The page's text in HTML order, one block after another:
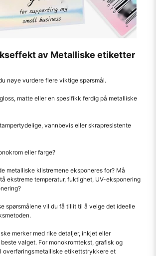
av Metalliske etiketter
nøye vurdere flere viktige spørsmål.
matte eller en spesifikk ferdig på metalliske
vannbevis eller skrapresistente
eller farge?
metalliske klistremene eksponeres for? Må
ekstreme temperatur, fuktighet, UV-eksponering
spørsmålene vil du få tillit til å velge det ideelle
merker med rike detaljer, inkjet eller
valget. For monokromtekst, grafisk og
overføringsmetalliske etikettstrykkere et